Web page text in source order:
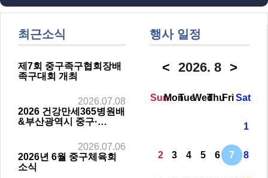
최근소식
제7회 중구족구협회장배
족구대회 개최
2026.07.08
2026 건강만세365병원배
&부산광역시 중구·…
2026.07.06
2026년 6월 중구체육회
소식
행사 일정
< 2026. 8 >
SunMonTueWedThuFriSat
1
2 3 4 5 6 7 8